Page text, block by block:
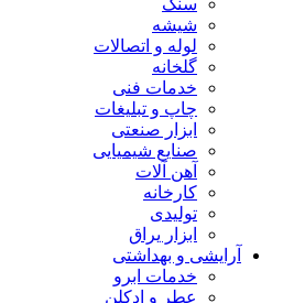
سنگ
شیشه
لوله و اتصالات
گلخانه
خدمات فنی
چاپ و تبلیغات
ابزار صنعتی
صنایع شیمیایی
آهن آلات
کارخانه
تولیدی
ابزار یراق
آرایشی و بهداشتی
خدمات ابرو
عطر و ادکلن